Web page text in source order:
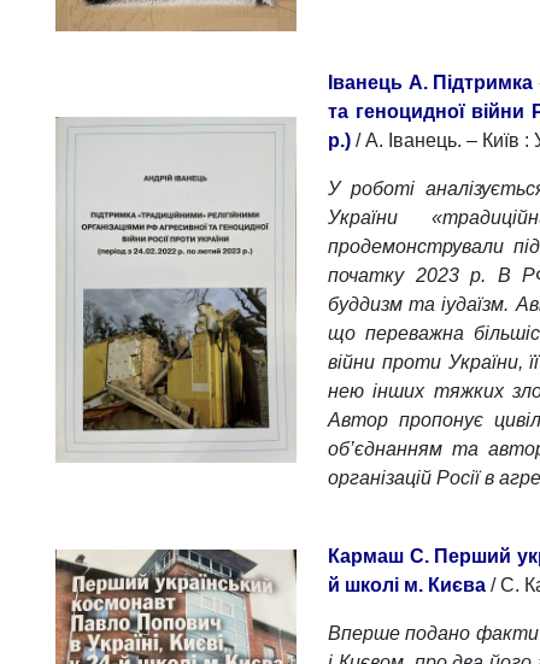
Іванець А.
та геноцидної війни
р.) / А. Іванець. – Київ :
У роботі
України
продемонстрували
початку 2023 р. В РФ
буддизм та іудаїзм.
що переважна
війни проти України,
нею інших тяжких
Автор пропонує
об’єднанням та
організацій Росії в
Кармаш С. Перший
й школі м. Києва / С.
Вперше подано факти